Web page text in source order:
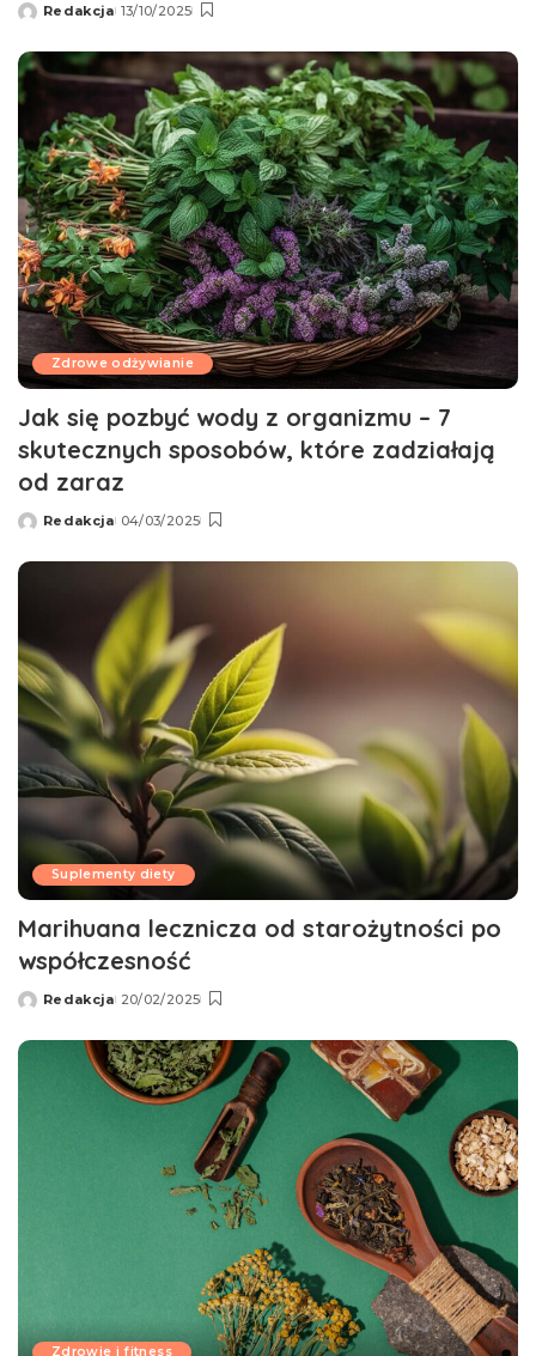
Wysłany
Redakcja 13/10/2025
Zdrowe odżywianie
Jak się pozbyć wody z organizmu – 7
skutecznych sposobów, które zadziałają
od zaraz
Wysłany
Redakcja 04/03/2025
Suplementy diety
Marihuana lecznicza od starożytności po
współczesność
Wysłany
Redakcja 20/02/2025
Zdrowie i fitness